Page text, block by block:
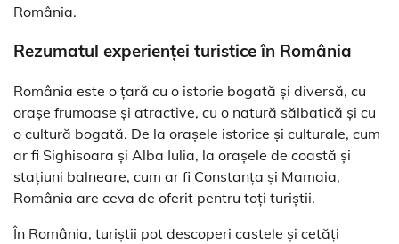
România.
Rezumatul experienței turistice în România
România este o țară cu o istorie bogată și diversă, cu
orașe frumoase și atractive, cu o natură sălbatică și cu
o cultură bogată. De la orașele istorice și culturale, cum
ar fi Sighisoara și Alba Iulia, la orașele de coastă și
stațiuni balneare, cum ar fi Constanța și Mamaia,
România are ceva de oferit pentru toți turiștii.
În România, turiștii pot descoperi castele și cetăți